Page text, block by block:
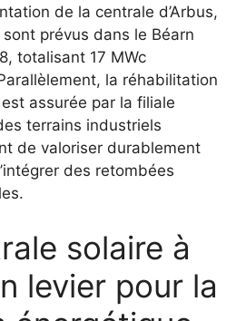
de la centrale d’Arbus,
prévus dans le Béarn
totalisant 17 MWc
la réhabilitation
assurée par la filiale
terrains industriels
de valoriser durablement
des retombées
solaire à
levier pour la